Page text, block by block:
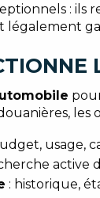
:
légalement
les
usage,
active
: historique,